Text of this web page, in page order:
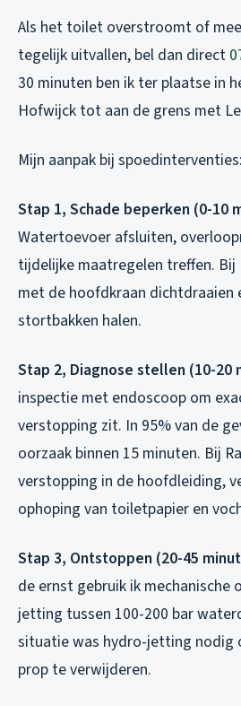
Als het toilet overstroomt of
tegelijk uitvallen, bel dan direct
30 minuten ben ik ter plaatse in
Hofwijck tot aan de grens met
Mijn aanpak bij spoedinterventies:
Stap 1, Schade beperken (0-10
Watertoevoer afsluiten,
tijdelijke maatregelen treffen. Bij
met de hoofdkraan
stortbakken halen.
Stap 2, Diagnose stellen (10-20
inspectie met endoscoop om
verstopping zit. In 95% van de
oorzaak binnen 15 minuten. Bij
verstopping in de hoofdleiding,
ophoping van toiletpapier en
Stap 3, Ontstoppen (20-45
de ernst gebruik ik
jetting tussen 100-200 bar
situatie was hydro-jetting nodig
prop te verwijderen.